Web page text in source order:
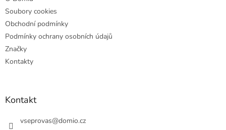
Soubory cookies
Obchodní podmínky
Podmínky ochrany osobních údajů
Značky
Kontakty
Kontakt
vseprovas@domio.cz